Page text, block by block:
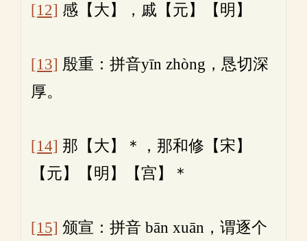
[12] 感【大】，戚【元】【明】
[13] 殷重：拼音yīn zhòng，恳切深
厚。
[14] 那【大】＊，那和修【宋】
【元】【明】【宫】＊
[15] 颁宣：拼音 bān xuān，谓逐个